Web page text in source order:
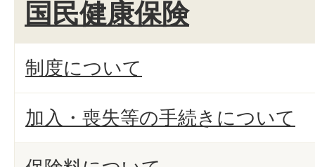
国民健康保険
制度について
加入・喪失等の手続きについて